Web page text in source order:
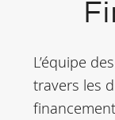
L’équipe
travers les